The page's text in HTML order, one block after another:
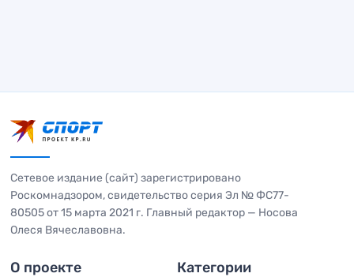
Сетевое издание (сайт) зарегистрировано
Роскомнадзором, свидетельство серия Эл № ФС77-
80505 от 15 марта 2021 г. Главный редактор — Носова
Олеся Вячеславовна.
О проекте Категории